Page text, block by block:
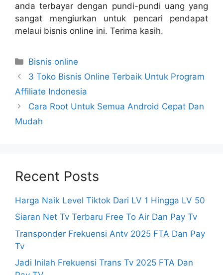
anda terbayar dengan pundi-pundi uang yang
sangat mengiurkan untuk pencari pendapat
melaui bisnis online ini. Terima kasih.
Categories
Bisnis online
3 Toko Bisnis Online Terbaik Untuk Program
Affiliate Indonesia
Cara Root Untuk Semua Android Cepat Dan
Mudah
Recent Posts
Harga Naik Level Tiktok Dari LV 1 Hingga LV 50
Siaran Net Tv Terbaru Free To Air Dan Pay Tv
Transponder Frekuensi Antv 2025 FTA Dan Pay
Tv
Jadi Inilah Frekuensi Trans Tv 2025 FTA Dan